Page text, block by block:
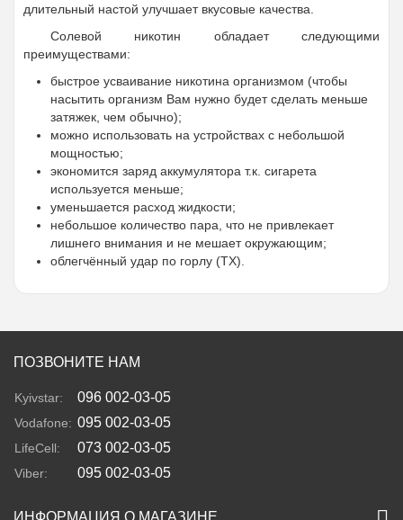
длительный настой улучшает вкусовые качества.
Солевой никотин обладает следующими
преимуществами:
быстрое усваивание никотина организмом (чтобы
насытить организм Вам нужно будет сделать меньше
затяжек, чем обычно);
можно использовать на устройствах с небольшой
мощностью;
экономится заряд аккумулятора т.к. сигарета
используется меньше;
уменьшается расход жидкости;
небольшое количество пара, что не привлекает
лишнего внимания и не мешает окружающим;
облегчённый удар по горлу (ТХ).
ПОЗВОНИТЕ НАМ
Kyivstar: 096 002-03-05
Vodafone: 095 002-03-05
LifeCell: 073 002-03-05
Viber: 095 002-03-05
ИНФОРМАЦИЯ О МАГАЗИНЕ